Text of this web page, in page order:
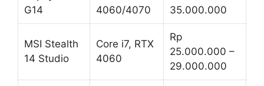
G14
4060/4070
35.000.000
MSI Stealth
14 Studio
Core i7, RTX
4060
Rp
25.000.000 –
29.000.000